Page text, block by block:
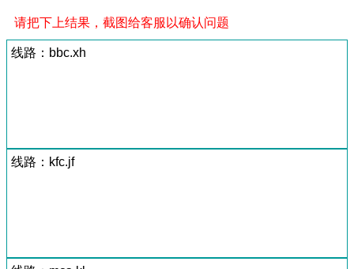
请把下上结果，截图给客服以确认问题
线路：bbc.xh
线路：kfc.jf